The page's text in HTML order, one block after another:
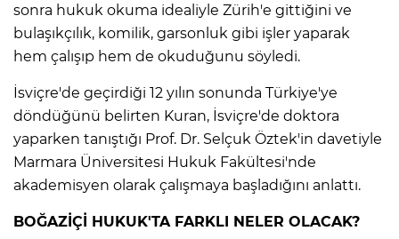
sonra hukuk okuma idealiyle Zürih'e gittiğini ve
bulaşıkçılık, komilik, garsonluk gibi işler yaparak
hem çalışıp hem de okuduğunu söyledi.
İsviçre'de geçirdiği 12 yılın sonunda Türkiye'ye
döndüğünü belirten Kuran, İsviçre'de doktora
yaparken tanıştığı Prof. Dr. Selçuk Öztek'in davetiyle
Marmara Üniversitesi Hukuk Fakültesi'nde
akademisyen olarak çalışmaya başladığını anlattı.
BOĞAZİÇİ HUKUK'TA FARKLI NELER OLACAK?